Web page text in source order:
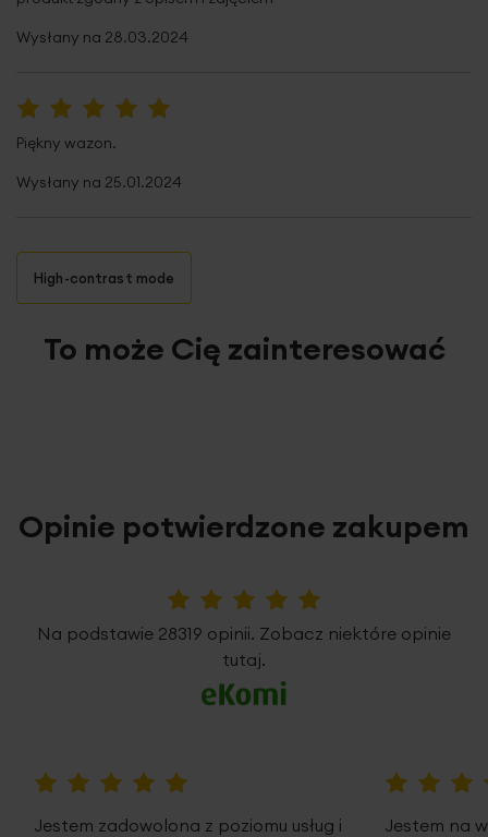
Wysłany na 28.03.2024
Piękny wazon.
Wysłany na 25.01.2024
High-contrast mode
To może Cię zainteresować
Opinie potwierdzone zakupem
Na podstawie 28319 opinii. Zobacz niektóre opinie
tutaj.
Jestem zadowolona z poziomu usług i
Jestem na